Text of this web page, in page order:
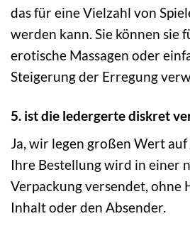
das für eine Vielzahl von
werden kann. Sie können sie
erotische Massagen oder
Steigerung der Erregung
5. ist die ledergerte diskret
Ja, wir legen großen Wert
Ihre Bestellung wird in einer
Verpackung versendet, ohne
Inhalt oder den Absender.